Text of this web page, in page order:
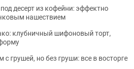
десерт из кофейни: эффектно
нашествием
клубничный шифоновый торт,
с грушей, но без груши: все в восторге